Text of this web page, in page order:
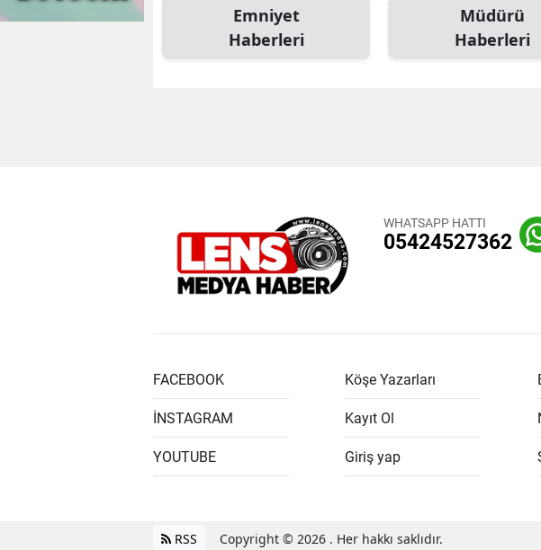
Emniyet
Haberleri
Müdürü
Haberleri
WHATSAPP HATTI
05424527362
FACEBOOK
İNSTAGRAM
YOUTUBE
Köşe Yazarları
Kayıt Ol
Giriş yap
RSS Copyright © 2026 . Her hakkı saklıdır.